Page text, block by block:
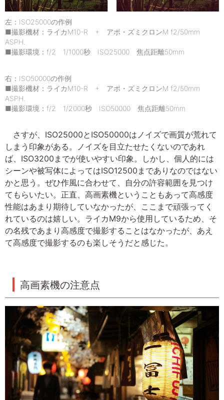
左：ISO25000の作例
■撮影機材：ライカM10-R + アポ・ズミクロンM f2/50mm
ASPH.
■撮影環境：f/2 1/1000秒 ISO25000 焦点距離50mm
右：ISO50000の作例
■撮影機材：ライカM10-R + アポ・ズミクロンM f2/50mm
ASPH.
■撮影環境：f/2 1/2000秒 ISO50000 焦点距離50mm
さすが、ISO25000とISO50000はノイズで画質が荒れて
しまう印象がある。ノイズを目立たせたくないのであれ
ば、ISO3200までが使いやすい印象。しかし、個人的には
シーンや被写体によってはISO12500までありなのではない
かと思う。ぜひ作風に合わせて、自分の許容範囲を見つけ
てもらいたい。正直、高画素機ということもあって高感度
性能はあまり期待していなかったが、ここまで頑張ってく
れているのは嬉しい。ライカM9から使用しているため、そ
の名残であまり高感度で撮影することはなかったが、あえ
て高感度で撮影するのも楽しそうだと感じた。
高画素機の注意点